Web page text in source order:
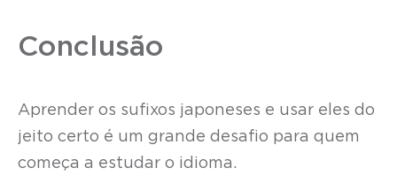
Conclusão
Aprender os sufixos japoneses e usar eles do
jeito certo é um grande desafio para quem
começa a estudar o idioma.